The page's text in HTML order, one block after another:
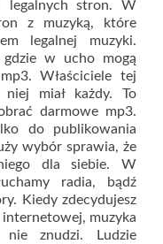
legalnych stron. W
z muzyką, które
legalnej muzyki.
gdzie w ucho mogą
Właściciele tej
miał każdy. To
darmowe mp3.
do publikowania
wybór sprawia, że
dla siebie. W
radia, bądź
Kiedy zdecydujesz
muzyka
znudzi. Ludzie